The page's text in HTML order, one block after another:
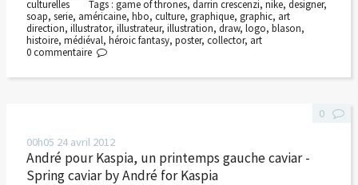
culturelles
Tags :game of thrones,darrin crescenzi,nike,designer,
soap, serie, américaine, hbo, culture, graphique, graphic, art
direction, illustrator, illustrateur, illustration, draw, logo, blason,
histoire, médiéval, héroic fantasy, poster, collector, art
0 commentaire
00h05 24 avril 2012
André pour Kaspia, un printemps gauche caviar -
Spring caviar by André for Kaspia
0